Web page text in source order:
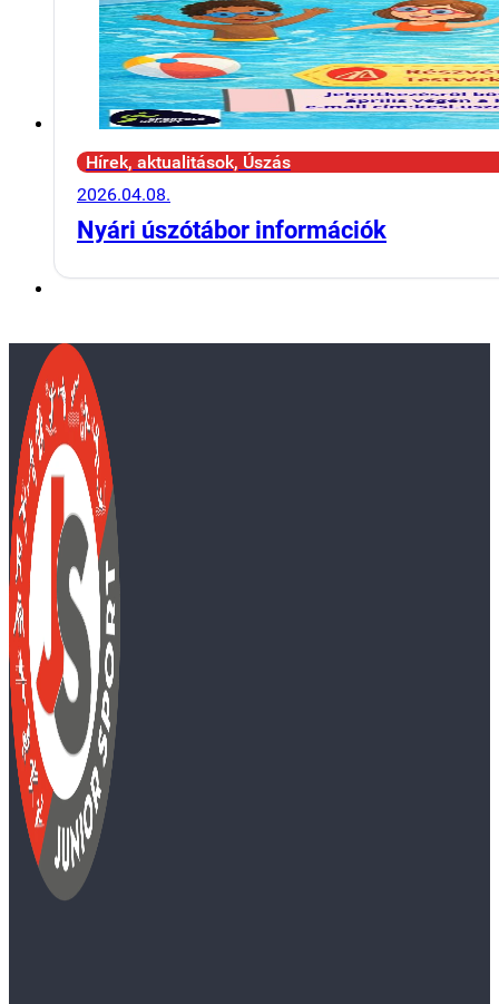
Hírek, aktualitások, Úszás
2026.04.08.
Nyári úszótábor információk